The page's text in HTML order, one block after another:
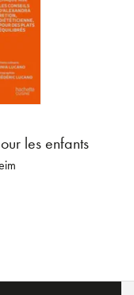
les enfants